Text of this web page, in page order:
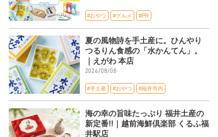
#おやつ #グルメ #PR
夏の風物詩を手土産に。ひんやり
つるりん食感の「水かんてん」。
｜えがわ 本店
2026/08/08
#手土産 #おやつ #福井市内
海の幸の旨味たっぷり 福井土産の
新定番!!｜越前海鮮倶楽部 くるふ福
井駅店